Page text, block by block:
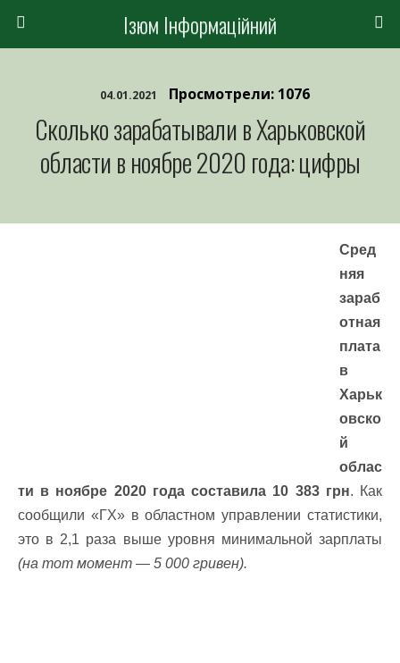
Ізюм Інформаційний
04.01.2021 Просмотрели: 1076
Сколько зарабатывали в Харьковской
области в ноябре 2020 года: цифры
Сред
няя
зараб
отная
плата
в
Харьк
овско
й
облас
ти в ноябре 2020 года составила 10 383 грн. Как
сообщили «ГХ» в областном управлении статистики,
это в 2,1 раза выше уровня минимальной зарплаты
(на тот момент — 5 000 гривен).